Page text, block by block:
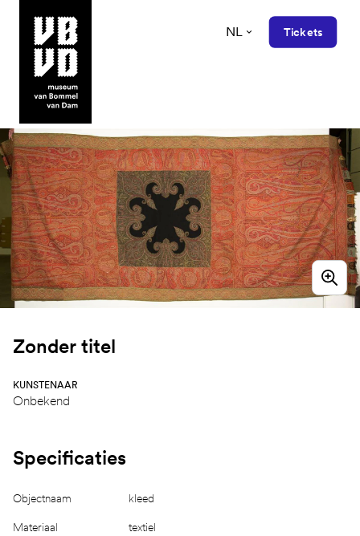
museum van Bommel van Dam
NL Tickets
Zonder titel
KUNSTENAAR
Onbekend
Specificaties
Objectnaam kleed
Materiaal textiel